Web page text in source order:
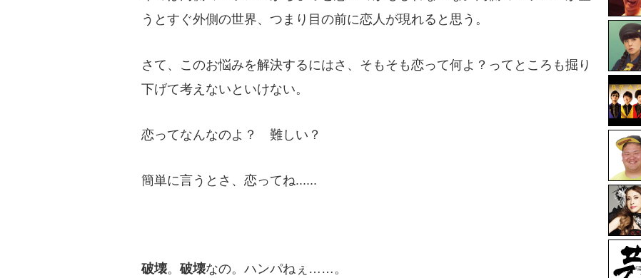
うとすぐ外側の世界、つまり目の前に恋人が現れると思う。
さて、このお悩みを解決するにはさ、そもそも恋って何よ？ってところも掘り
下げて考えないといけない。
恋ってなんなのよ？ 難しい？
簡単に言うとさ、恋ってね......
破壊。破壊なの。ハンパねぇ……。